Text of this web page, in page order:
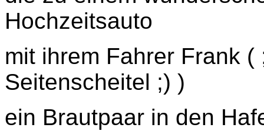
Hochzeitsauto
mit ihrem Fahrer Frank
Seitenscheitel ;) )
ein Brautpaar in den